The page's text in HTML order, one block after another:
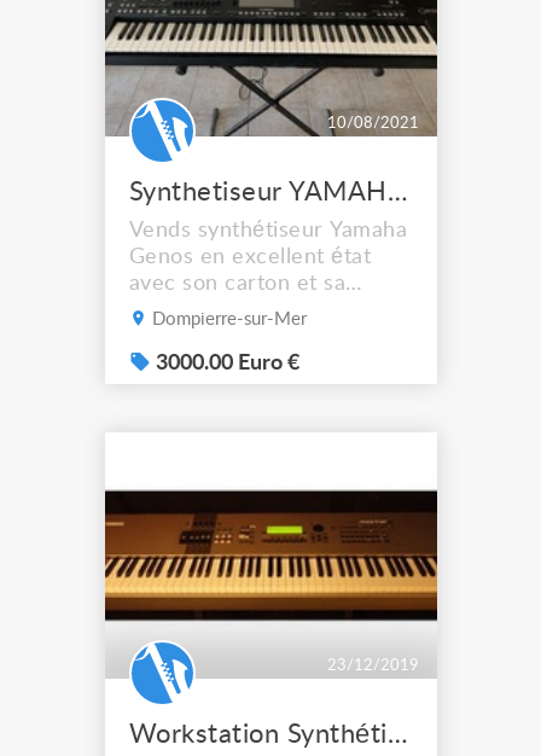
10/08/2021
Synthetiseur YAMAHA GENOS
Vends synthétiseur Yamaha
Genos en excellent état
avec son carton et sa
notice. N'a presque jamais
Dompierre-sur-Mer
3000.00 Euro €
23/12/2019
Workstation Synthétiseur Yamaha Motif 8 - 88 notes touché lourd - Pack complet